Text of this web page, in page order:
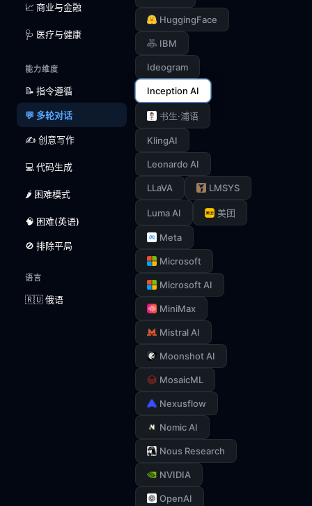
📈 商业与金融
🩺 医疗与健康
能力维度
📝 指令遵循
💬 多轮对话
✍️ 创意写作
💻 代码生成
🌶️ 困难模式
🧠 困难(英语)
🚫 排除平局
语言
🇷🇺 俄语
HuggingFace
IBM
Ideogram
Inception AI
书生·浦语
KlingAI
Leonardo AI
LLaVA LMSYS
Luma AI 美团
Meta
Microsoft
Microsoft AI
MiniMax
Mistral AI
Moonshot AI
MosaicML
Nexusflow
Nomic AI
Nous Research
NVIDIA
OpenAI